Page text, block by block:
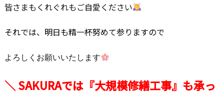
皆さまもくれぐれもご自愛ください
それでは、明日も精一杯努めて参りますので
よろしくお願いいたします
＼ SAKURAでは『大規模修繕工事』も承っ